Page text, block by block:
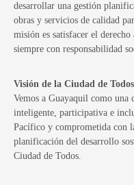
desarrollar una gestión
obras y servicios de calidad
misión es satisfacer el
siempre con responsabilidad
Visión de la Ciudad de Todos
Vemos a Guayaquil como una
inteligente, participativa e
Pacífico y comprometida con
planificación del desarrollo
Ciudad de Todos.